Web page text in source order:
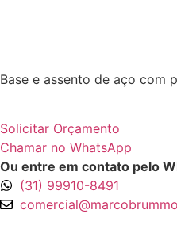
Base e assento de aço com
Solicitar Orçamento
Chamar no WhatsApp
Ou entre em contato pelo
(31) 99910-8491